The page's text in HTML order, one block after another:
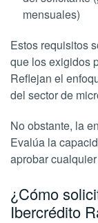
mensuales)
Estos requisitos
que los exigidos
Reflejan el
del sector de
No obstante, la
Evalúa la
aprobar
¿Cómo
Ibercrédito